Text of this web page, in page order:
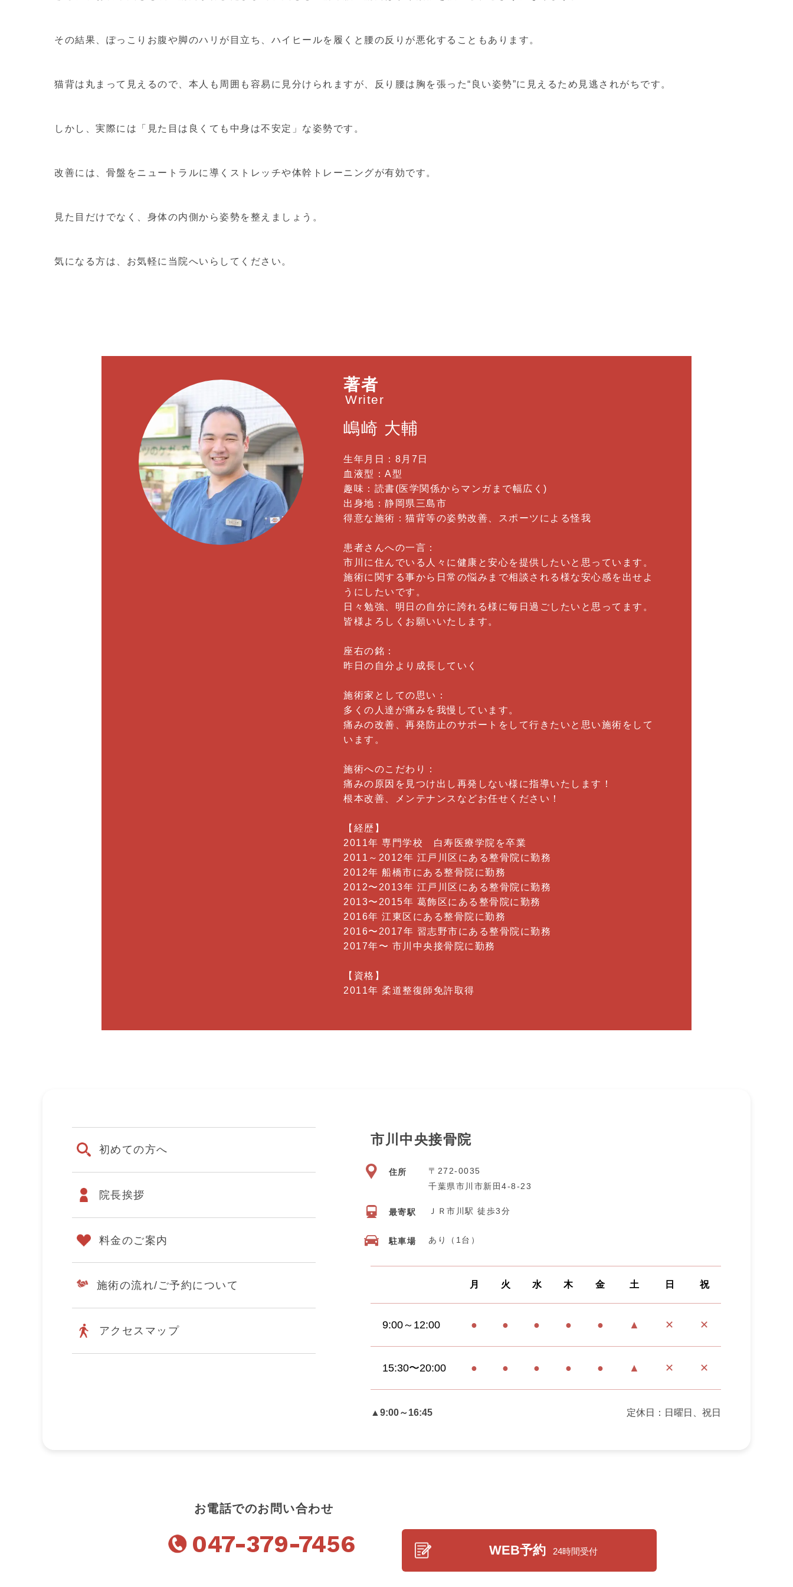
その結果、ぽっこりお腹や脚のハリが目立ち、ハイヒールを履くと腰の反りが悪化することもあります。
猫背は丸まって見えるので、本人も周囲も容易に見分けられますが、反り腰は胸を張った“良い姿勢”に見えるため見逃されがちです。
しかし、実際には「見た目は良くても中身は不安定」な姿勢です。
改善には、骨盤をニュートラルに導くストレッチや体幹トレーニングが有効です。
見た目だけでなく、身体の内側から姿勢を整えましょう。
気になる方は、お気軽に当院へいらしてください。
著者
Writer
嶋崎 大輔
生年月日：8月7日
血液型：A型
趣味：読書(医学関係からマンガまで幅広く)
出身地：静岡県三島市
得意な施術：猫背等の姿勢改善、スポーツによる怪我
患者さんへの一言：
市川に住んでいる人々に健康と安心を提供したいと思っています。
施術に関する事から日常の悩みまで相談される様な安心感を出せよ
うにしたいです。
日々勉強、明日の自分に誇れる様に毎日過ごしたいと思ってます。
皆様よろしくお願いいたします。
座右の銘：
昨日の自分より成長していく
施術家としての思い：
多くの人達が痛みを我慢しています。
痛みの改善、再発防止のサポートをして行きたいと思い施術をして
います。
施術へのこだわり：
痛みの原因を見つけ出し再発しない様に指導いたします！
根本改善、メンテナンスなどお任せください！
【経歴】
2011年 専門学校 白寿医療学院を卒業
2011～2012年 江戸川区にある整骨院に勤務
2012年 船橋市にある整骨院に勤務
2012〜2013年 江戸川区にある整骨院に勤務
2013〜2015年 葛飾区にある整骨院に勤務
2016年 江東区にある整骨院に勤務
2016〜2017年 習志野市にある整骨院に勤務
2017年〜 市川中央接骨院に勤務
【資格】
2011年 柔道整復師免許取得
初めての方へ
院長挨拶
料金のご案内
施術の流れ/ ご予約について
アクセスマップ
市川中央接骨院
住所
〒272-0035
千葉県市川市新田4-8-23
最寄駅 ＪＲ市川駅 徒歩3分
駐車場 あり（1台）
月 火 水 木 金 土 日 祝
9:00～12:00 ● ● ● ● ● ▲ ✕ ✕
15:30〜20:00 ● ● ● ● ● ▲ ✕ ✕
▲9:00～16:45 定休日：日曜日、祝日
お電話でのお問い合わせ
047-379-7456 WEB予約 24時間受付